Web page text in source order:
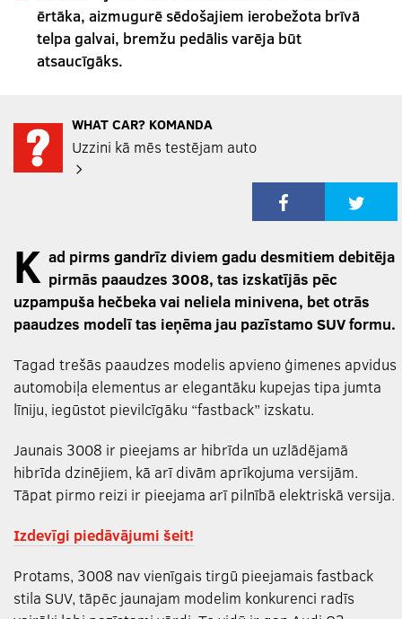
ērtāka, aizmugurē sēdošajiem ierobežota brīvā
telpa galvai, bremžu pedālis varēja būt
atsaucīgāks.
WHAT CAR? KOMANDA
Uzzini kā mēs testējam auto
K ad pirms gandrīz diviem gadu desmitiem debitēja
pirmās paaudzes 3008, tas izskatījās pēc
uzpampuša hečbeka vai neliela minivena, bet otrās
paaudzes modelī tas ieņēma jau pazīstamo SUV formu.
Tagad trešās paaudzes modelis apvieno ģimenes apvidus
automobiļa elementus ar elegantāku kupejas tipa jumta
līniju, iegūstot pievilcīgāku “fastback” izskatu.
Jaunais 3008 ir pieejams ar hibrīda un uzlādējamā
hibrīda dzinējiem, kā arī divām aprīkojuma versijām.
Tāpat pirmo reizi ir pieejama arī pilnībā elektriskā versija.
Izdevīgi piedāvājumi šeit!
Protams, 3008 nav vienīgais tirgū pieejamais fastback
stila SUV, tāpēc jaunajam modelim konkurenci radīs